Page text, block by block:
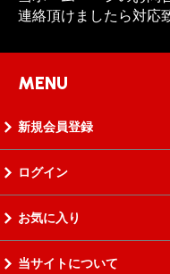
連絡頂けましたら対応
MENU
新規会員登録
ログイン
お気に入り
当サイトについて